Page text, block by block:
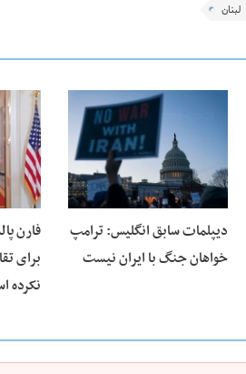
لبنان
دیپلمات سابق انگلیس:‌ ترامپ
خواهان جنگ با ایران نیست
فارن
برای
نکرده